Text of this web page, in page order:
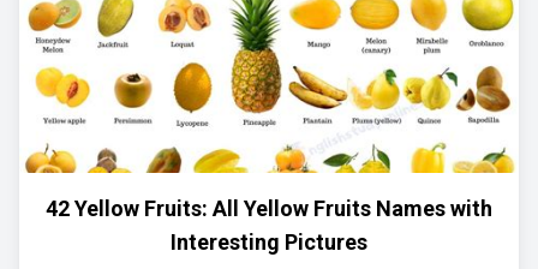
42 Yellow Fruits: All Yellow Fruits Names with
Interesting Pictures